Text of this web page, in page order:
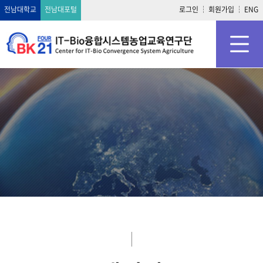
전남대학교 전남대포털 로그인 회원가입 ENG